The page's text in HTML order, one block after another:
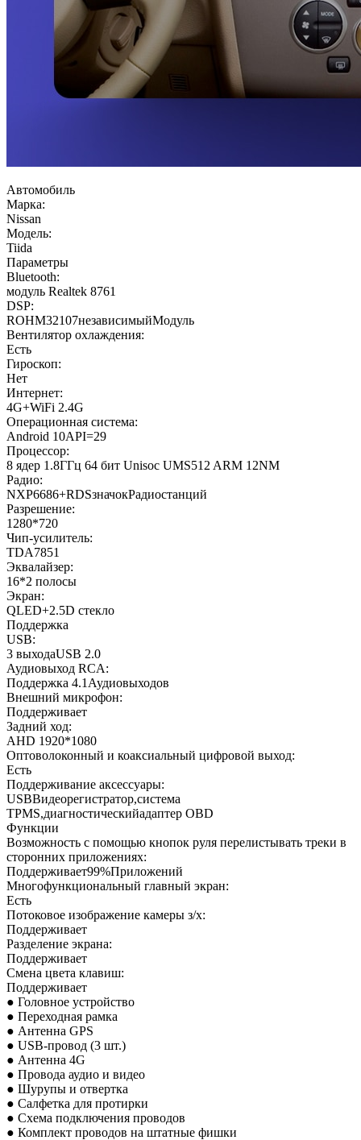
Автомобиль
Марка:
Nissan
Модель:
Tiida
Параметры
Bluetooth:
модуль Realtek 8761
DSP:
ROHM32107независимыйМодуль
Вентилятор охлаждения:
Есть
Гироскоп:
Нет
Интернет:
4G+WiFi 2.4G
Операционная система:
Android 10API=29
Процессор:
8 ядер 1.8ГГц 64 бит Unisoc UMS512 ARM 12NM
Радио:
NXP6686+RDSзначокРадиостанций
Разрешение:
1280*720
Чип-усилитель:
TDA7851
Эквалайзер:
16*2 полосы
Экран:
QLED+2.5D стекло
Поддержка
USB:
3 выходаUSB 2.0
Аудиовыход RCA:
Поддержка 4.1Аудиовыходов
Внешний микрофон:
Поддерживает
Задний ход:
AHD 1920*1080
Оптоволоконный и коаксиальный цифровой выход:
Есть
Поддерживание аксессуары:
USBВидеорегистратор,система
TPMS,диагностическийадаптер OBD
Функции
Возможность с помощью кнопок руля перелистывать треки в
сторонних приложениях:
Поддерживает99%Приложений
Многофункциональный главный экран:
Есть
Потоковое изображение камеры з/х:
Поддерживает
Разделение экрана:
Поддерживает
Смена цвета клавиш:
Поддерживает
● Головное устройство
● Переходная рамка
● Антенна GPS
● USB-провод (3 шт.)
● Антенна 4G
● Провода аудио и видео
● Шурупы и отвертка
● Салфетка для протирки
● Схема подключения проводов
● Комплект проводов на штатные фишки